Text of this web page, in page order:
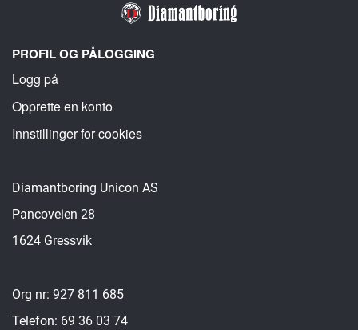
PROFIL OG PÅLOGGING
Logg på
Opprette en konto
Innstillinger for cookies
Diamantboring Unicon AS
Pancoveien 28
1624 Gressvik
Org nr: 927 811 685
Telefon: 69 36 03 74